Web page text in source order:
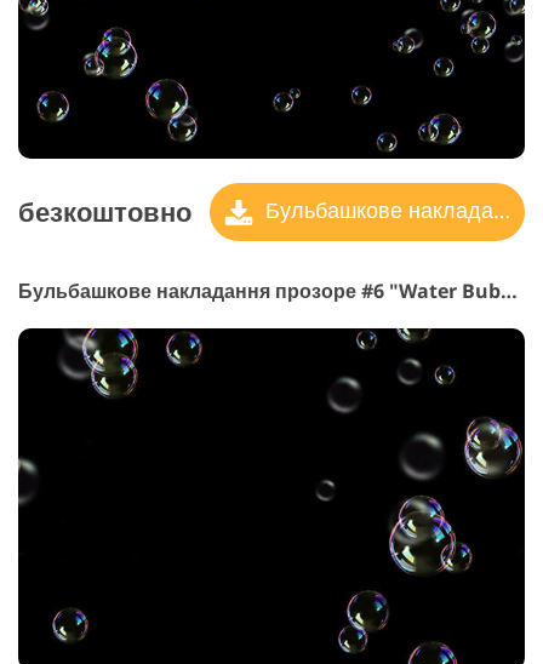
безкоштовно Бульбашкове накладання
Бульбашкове накладання прозоре #6 "Water Bubbles"